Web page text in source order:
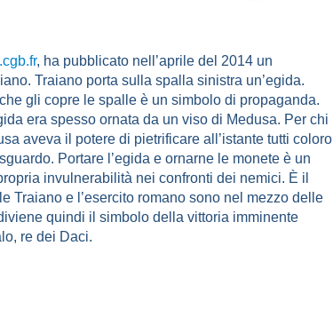
, ha pubblicato nell’aprile del 2014 un
Traiano porta sulla spalla sinistra un’egida.
gli copre le spalle è un simbolo di propaganda.
era spesso ornata da un viso di Medusa. Per chi
aveva il potere di pietrificare all’istante tutti coloro
Portare l’egida e ornarne le monete è un
invulnerabilità nei confronti dei nemici. È il
Traiano e l’esercito romano sono nel mezzo delle
quindi il simbolo della vittoria imminente
re dei Daci.